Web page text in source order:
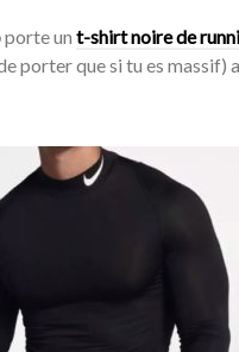
porte un t-shirt noire de
porter que si tu es massif)